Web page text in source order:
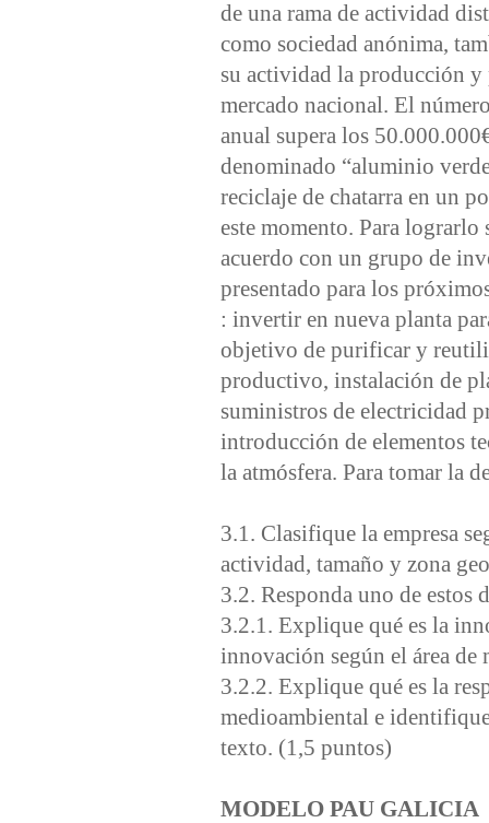
de una rama de actividad
como sociedad anónima,
su actividad la producción
mercado nacional. El
anual supera los
denominado “aluminio
reciclaje de chatarra en un
este momento. Para
acuerdo con un grupo de
presentado para los
: invertir en nueva planta
objetivo de purificar y
productivo, instalación de
suministros de electricidad
introducción de elementos
la atmósfera. Para tomar la
3.1. Clasifique la empresa
actividad, tamaño y zona
3.2. Responda uno de estos
3.2.1. Explique qué es la
innovación según el área
3.2.2. Explique qué es la
medioambiental e
texto. (1,5 puntos)
MODELO PAU GALICIA